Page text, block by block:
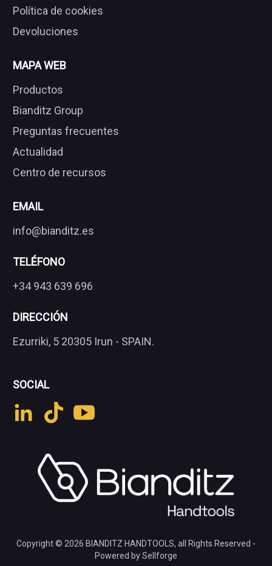
Política de cookies
Devoluciones
MAPA WEB
Productos
Bianditz Group
Preguntas frecuentes
Actualidad
Centro de recursos
EMAIL
info@bianditz.es
TELÉFONO
+34 943 639 696
DIRECCIÓN
Ezurriki, 5 20305 Irun - SPAIN.
SOCIAL
Copyright © 2026 BIANDITZ HANDTOOLS, all Rights Reserved -
Powered by Sellforge